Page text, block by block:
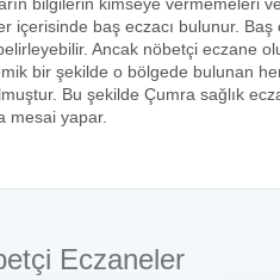
içerisinde baş eczacı bulunur. Baş
Ancak nöbetçi eczane
bir şekilde o bölgede bulunan
Bu şekilde Çumra sağlık
mesai yapar.
Eczaneler